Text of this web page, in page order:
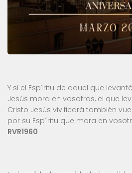
Y si el Espíritu de aquel que
Jesús mora en vosotros, el que
Cristo Jesús vivificará también
por su Espíritu que mora en
RVR1960